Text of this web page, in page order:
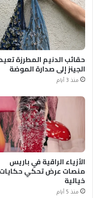
حقائب الدنيم المطرزة تعيد
الجينز إلى صدارة الموضة
منذ 3 أيام
الأزياء الراقية في باريس
منصات عرض تحكي حكايات
خيالية
منذ 5 أيام